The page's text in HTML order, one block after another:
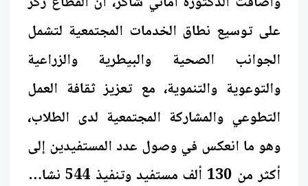
على توسيع نطاق الخدمات المجتمعية لتشمل
الجوانب الصحية والبيطرية والزراعية
والتوعوية والتنموية، مع تعزيز ثقافة العمل
التطوعي والمشاركة المجتمعية لدى الطلاب،
وهو ما انعكس في وصول عدد المستفيدين إلى
أكثر من 130 ألف مستفيد وتنفيذ 544 نشاطًا